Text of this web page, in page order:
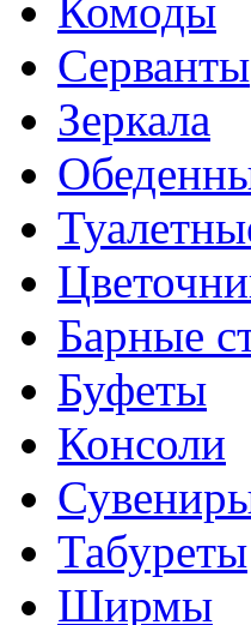
Комоды
Серванты
Зеркала
Барные
Буфеты
Консоли
Табуреты
Ширмы